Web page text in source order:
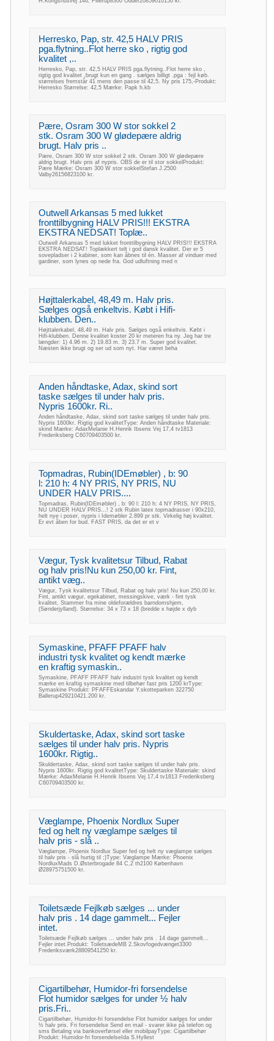
Herresko, Pap, str. 42,5 HALV PRIS
pga.flytning..Flot herre sko , rigtig god
kvalitet ,..
Herresko, Pap, str. 42,5 HALV PRIS pga.flytning..Flot herre sko ,
rigtig god kvalitet ,brugt kun en gang . sælges billigt .pga : fejl køb.
størrelses fremstår 41 mens den passe til 42,5. Ny pris 175,-Produkt:
Herresko Størrelse: 42,5 Mærke: Papk h.kb
Pære, Osram 300 W stor sokkel 2
stk. Osram 300 W glødepære aldrig
brugt. Halv pris ..
Pære, Osram 300 W stor sokkel 2 stk. Osram 300 W glødepære
aldrig brugt. Halv pris af nypris. OBS de er til stor sokkelProdukt:
Pære Mærke: Osram 300 W stor sokkelStefan J.2500
Valby26156823100 kr.
Outwell Arkansas 5 med lukket
fronttilbygning HALV PRIS!!! EKSTRA
EKSTRA NEDSAT! Toplæ..
Outwell Arkansas 5 med lukket fronttilbygning HALV PRIS!!! EKSTRA
EKSTRA NEDSAT! Toplækkert telt i god dansk kvalitet. Der er 5
sovepladser i 2 kabiner, som kan åbnes til én. Masser af vinduer med
gardiner, som lynes op nede fra. God udluftning med n
Højttalerkabel, 48,49 m. Halv pris.
Sælges også enkeltvis. Købt i Hifi-
klubben. Den..
Højttalerkabel, 48,49 m. Halv pris. Sælges også enkeltvis. Købt i
Hifi-klubben. Denne kvalitet koster 20 kr meteren fra ny. Jeg har tre
længder: 1) 4.96 m. 2) 19.83 m. 3) 23.7 m. Super god kvalitet.
Næsten ikke brugt og ser ud som nyt. Har været beha
Anden håndtaske, Adax, skind sort
taske sælges til under halv pris.
Nypris 1600kr. Ri..
Anden håndtaske, Adax, skind sort taske sælges til under halv pris.
Nypris 1600kr. Rigtig god kvalitetType: Anden håndtaske Materiale:
skind Mærke: AdaxMelanie H.Henrik Ibsens Vej 17,4 tv1813
Frederiksberg C60709403500 kr.
Topmadras, Rubin(IDEmøbler) , b: 90
l: 210 h: 4 NY PRIS, NY PRIS, NU
UNDER HALV PRIS....
Topmadras, Rubin(IDEmøbler) , b: 90 l: 210 h: 4 NY PRIS, NY PRIS,
NU UNDER HALV PRIS...! 2 stk Rubin latex topmadrasser i 90x210,
helt nye i poser, nypris i Idemøbler 2.899 pr stk. Virkelig høj kvalitet.
Er evt åben for bud. FAST PRIS, da det er et v
Vægur, Tysk kvalitetsur Tilbud, Rabat
og halv pris!Nu kun 250,00 kr. Fint,
antikt væg..
Vægur, Tysk kvalitetsur Tilbud, Rabat og halv pris! Nu kun 250,00 kr.
Fint, antikt vægur, egekabinet, messingskive, værk - fint tysk
kvalitet, Stammer fra mine oldeforældres barndomshjem,
(Sønderjylland). Størrelse: 34 x 73 x 18 (bredde x højde x dyb
Symaskine, PFAFF PFAFF halv
industri tysk kvalitet og kendt mærke
en kraftig symaskin..
Symaskine, PFAFF PFAFF halv industri tysk kvalitet og kendt
mærke en kraftig symaskine med tilbehør fast pris 1200 krType:
Symaskine Produkt: PFAFFEskandar Y.skotteparken 322750
Ballerup429210421.200 kr.
Skuldertaske, Adax, skind sort taske
sælges til under halv pris. Nypris
1600kr. Rigtig..
Skuldertaske, Adax, skind sort taske sælges til under halv pris.
Nypris 1600kr. Rigtig god kvalitetType: Skuldertaske Materiale: skind
Mærke: AdaxMelanie H.Henrik Ibsens Vej 17,4 tv1813 Frederiksberg
C60709403500 kr.
Væglampe, Phoenix Nordlux Super
fed og helt ny væglampe sælges til
halv pris - slå ..
Væglampe, Phoenix Nordlux Super fed og helt ny væglampe sælges
til halv pris - slå hurtig til ;)Type: Væglampe Mærke: Phoenix
NordluxMads D.Østerbrogade 84 C,2 th2100 København
Ø28975751500 kr.
Toiletsæde Fejlkøb sælges ... under
halv pris . 14 dage gammelt... Fejler
intet.
Toiletsæde Fejlkøb sælges ... under halv pris . 14 dage gammelt...
Fejler intet.Produkt: ToiletsædeMB 2.Skovfogedvænget3300
Frederiksværk28809541250 kr.
Cigartilbehør, Humidor-fri forsendelse
Flot humidor sælges for under ½ halv
pris.Fri..
Cigartilbehør, Humidor-fri forsendelse Flot humidor sælges for under
½ halv pris. Fri forsendelse Send en mail - svarer ikke på telefon og
sms Betaling via bankoverførsel eller mobilpayType: Cigartilbehør
Produkt: Humidor-fri forsendelseIda S.Hyllest